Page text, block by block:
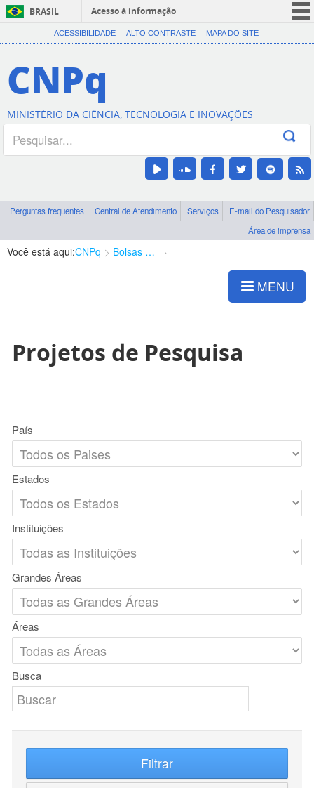
BRASIL
Acesso à informação
CORONAVÍRUS (COVID-19)
Canais
ACESSIBILIDADE ALTO CONTRASTE MAPA DO SITE
CNPq
MINISTÉRIO DA CIÊNCIA, TECNOLOGIA E INOVAÇÕES
Perguntas frequentes Central de Atendimento Serviços
E-mail do Pesquisador
Área de imprensa
Você está aqui:CNPq Bolsas e Auxílios Vigentes
MENU
Projetos de Pesquisa
País
Estados
Instituições
Grandes Áreas
Áreas
Busca
Filtrar